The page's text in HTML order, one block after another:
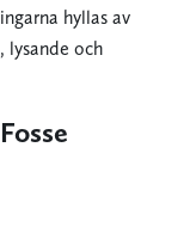
hyllas av
lysande och